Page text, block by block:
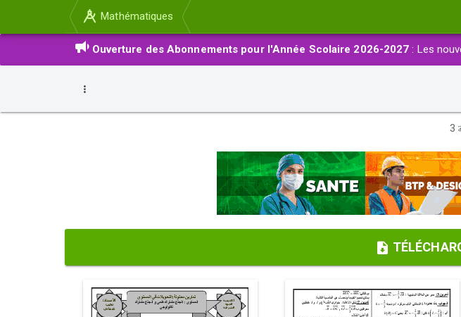
Mathématiques
Ouverture des Abonnements pour l'Année Scolaire 2026-2027 : Les